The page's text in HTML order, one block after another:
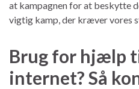
at kampagnen for at beskytte
vigtig kamp, der kræver vores
Brug for hjælp
internet? Så